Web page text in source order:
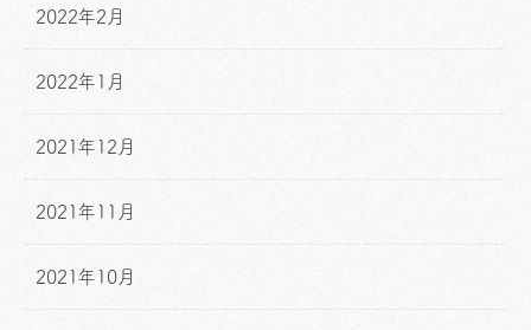
2022年2月
2022年1月
2021年12月
2021年11月
2021年10月